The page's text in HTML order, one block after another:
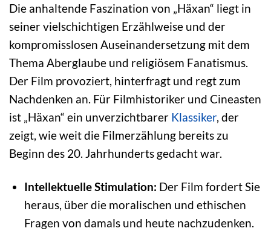
Die anhaltende Faszination von „Häxan“ liegt in
seiner vielschichtigen Erzählweise und der
kompromisslosen Auseinandersetzung mit dem
Thema Aberglaube und religiösem Fanatismus.
Der Film provoziert, hinterfragt und regt zum
Nachdenken an. Für Filmhistoriker und Cineasten
ist „Häxan“ ein unverzichtbarer Klassiker, der
zeigt, wie weit die Filmerzählung bereits zu
Beginn des 20. Jahrhunderts gedacht war.
Intellektuelle Stimulation: Der Film fordert Sie
heraus, über die moralischen und ethischen
Fragen von damals und heute nachzudenken.